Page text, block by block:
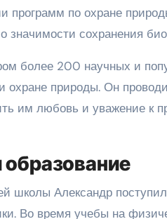
программ по охране
значимости сохранения
более 200 научных и
охране природы. Он
им любовь и уважение к
образование
школы Александр
Во время учебы на